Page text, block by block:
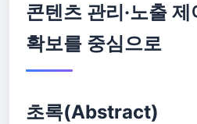
콘텐츠 관리·노출 제
확보를 중심으로
초록(Abstract)